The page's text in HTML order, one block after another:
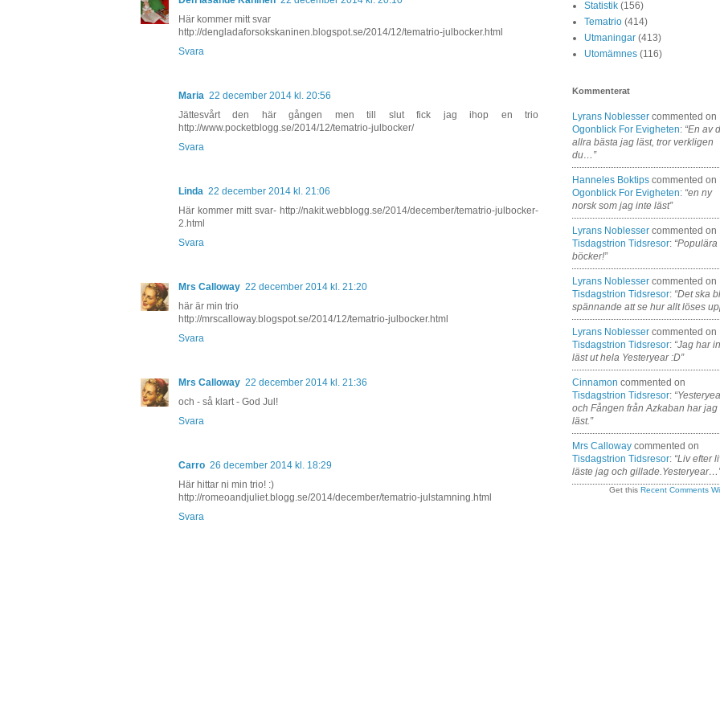
Här kommer mitt svar
http://dengladaforsokskaninen.blogspot.se/2014/12/tematrio-julbocker.html
Svara
Maria 22 december 2014 kl. 20:56
Jättesvårt den här gången men till slut fick jag ihop en trio
http://www.pocketblogg.se/2014/12/tematrio-julbocker/
Svara
Linda 22 december 2014 kl. 21:06
Här kommer mitt svar- http://nakit.webblogg.se/2014/december/tematrio-julbocker-
2.html
Svara
Mrs Calloway 22 december 2014 kl. 21:20
här är min trio
http://mrscalloway.blogspot.se/2014/12/tematrio-julbocker.html
Svara
Mrs Calloway 22 december 2014 kl. 21:36
och - så klart - God Jul!
Svara
Carro 26 december 2014 kl. 18:29
Här hittar ni min trio! :)
http://romeoandjuliet.blogg.se/2014/december/tematrio-julstamning.html
Svara
Statistik (156)
Tematrio (414)
Utmaningar (413)
Utomämnes (116)
Kommenterat
Lyrans Noblesser commented on
Ogonblick For Evigheten: “En av
allra bästa jag läst, tror verkligen
du…”
Hanneles Boktips commented on
Ogonblick For Evigheten: “en ny
norsk som jag inte läst”
Lyrans Noblesser commented on
Tisdagstrion Tidsresor: “Populära
böcker!”
Lyrans Noblesser commented on
Tisdagstrion Tidsresor: “Det ska
spännande att se hur allt löses
Lyrans Noblesser commented on
Tisdagstrion Tidsresor: “Jag har
läst ut hela Yesteryear :D”
Cinnamon commented on
Tisdagstrion Tidsresor:
och Fången från Azkaban har jag
läst.”
Mrs Calloway commented on
Tisdagstrion Tidsresor: “Liv efter
läste jag och
Get this Recent Comments